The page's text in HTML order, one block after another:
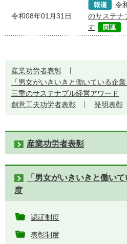
令和08年01月31日
令
のサステナ
す
産業功労者表彰
「男女がいきいきと働いている企
三重のサステナブル経営アワード
創意工夫功労者表彰
発明表彰
産業功労者表彰
「男女がいきいきと働い
度
認証制度
表彰制度